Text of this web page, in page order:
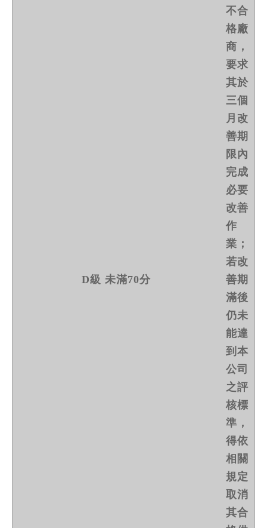
D級 未滿70分
不合
格廠
商，
要求
其於
三個
月改
善期
限內
完成
必要
改善
作
業；
若改
善期
滿後
仍未
能達
到本
公司
之評
核標
準，
得依
相關
規定
取消
其合